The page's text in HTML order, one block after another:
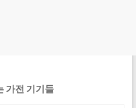
가전 기기들